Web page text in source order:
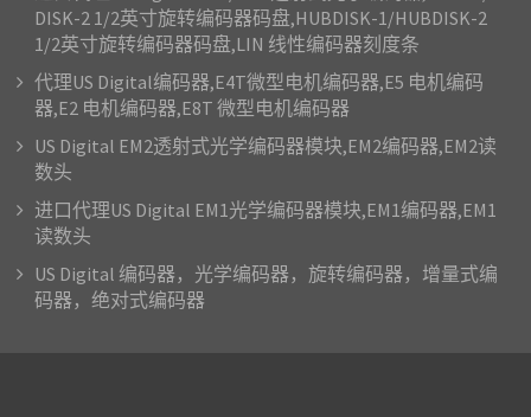
DISK-2 1/2英寸旋转编码器码盘,HUBDISK-1/HUBDISK-2
1/2英寸旋转编码器码盘,LIN 线性编码器刻度条
代理US Digital编码器,E4T微型电机编码器,E5 电机编码
器,E2 电机编码器,E8T 微型电机编码器
US Digital EM2透射式光学编码器模块,EM2编码器,EM2读
数头
进口代理US Digital EM1光学编码器模块,EM1编码器,EM1
读数头
US Digital 编码器，光学编码器，旋转编码器，增量式编
码器，绝对式编码器